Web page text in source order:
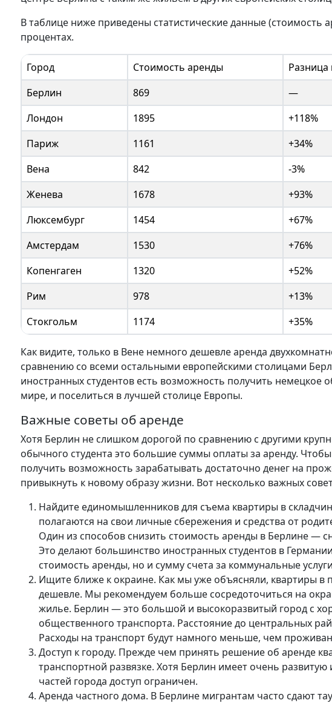
В таблице ниже приведены статистические данные (стоимость
процентах.
Город Стоимость аренды
Берлин
869
—
Лондон
1895
+118%
Париж
1161
+34%
Вена
842
-3%
Женева
1678
+93%
Люксембург
1454
+67%
Амстердам
1530
+76%
Копенгаген
1320
+52%
Рим
978
+13%
Стокгольм
1174 +35%
Как видите, только в Вене немного дешевле аренда
сравнению со всеми остальными европейскими столицами
иностранных студентов есть возможность получить
мире, и поселиться в лучшей столице Европы.
Важные советы об аренде
Хотя Берлин не слишком дорогой по сравнению с другими
обычного студента это большие суммы оплаты за аренду.
получить возможность зарабатывать достаточно денег на
привыкнуть к новому образу жизни. Вот несколько важных
Найдите единомышленников для съема квартиры в
полагаются на свои личные сбережения и средства от
Один из способов снизить стоимость аренды в Берлине —
Это делают большинство иностранных студентов в
стоимость аренды, но и сумму счета за коммунальные
Ищите ближе к окраине. Как мы уже объясняли, квартиры в
дешевле. Мы рекомендуем больше сосредоточиться на
жилье. Берлин — это большой и высокоразвитый город с
общественного транспорта. Расстояние до центральных
Расходы на транспорт будут намного меньше, чем
Доступ к городу. Прежде чем принять решение об аренде
транспортной развязке. Хотя Берлин имеет очень
частей города доступ ограничен.
Аренда частного дома. В Берлине мигрантам часто сдают